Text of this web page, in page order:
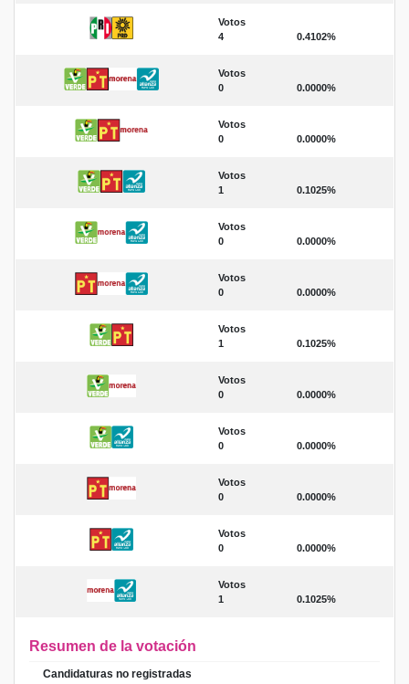
Votos
4
0.4102%
Votos
0
0.0000%
Votos
0
0.0000%
Votos
1
0.1025%
Votos
0
0.0000%
Votos
0
0.0000%
Votos
1
0.1025%
Votos
0
0.0000%
Votos
0
0.0000%
Votos
0
0.0000%
Votos
0
0.0000%
Votos
1
0.1025%
Resumen de la votación
Candidaturas no registradas